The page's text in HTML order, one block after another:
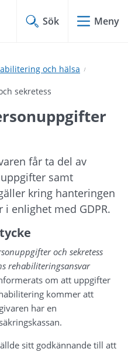
Sök Meny
och hälsa
sekretess
får ta del av
samt
kring hanteringen
enlighet med GDPR.
och sekretess
rehabiliteringsansvar
om att uppgifter
kommer att
har en
sitt godkännande till att